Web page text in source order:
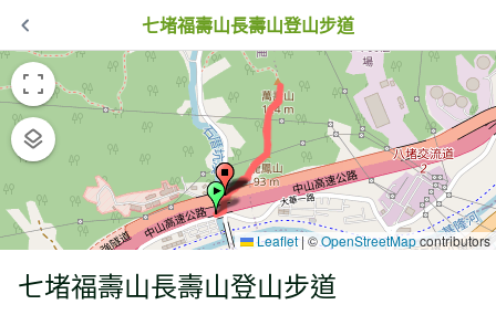
七堵福壽山長壽山登山步道
Leaflet |©OpenStreetMapcontributors
七堵福壽山長壽山登山步道